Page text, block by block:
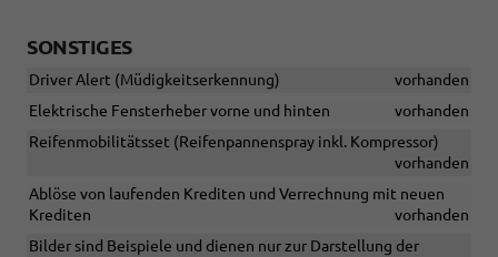
SONSTIGES
Driver Alert (Müdigkeitserkennung)
vorhanden
Elektrische Fensterheber vorne und hinten
vorhanden
Reifenmobilitätsset (Reifenpannenspray inkl. Kompressor)
vorhanden
Ablöse von laufenden Krediten und Verrechnung mit neuen
Krediten
vorhanden
Bilder sind Beispiele und dienen nur zur Darstellung der